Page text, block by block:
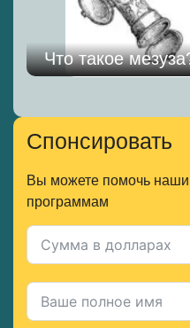
Что такое
Спонсировать
Вы можете помочь
программам